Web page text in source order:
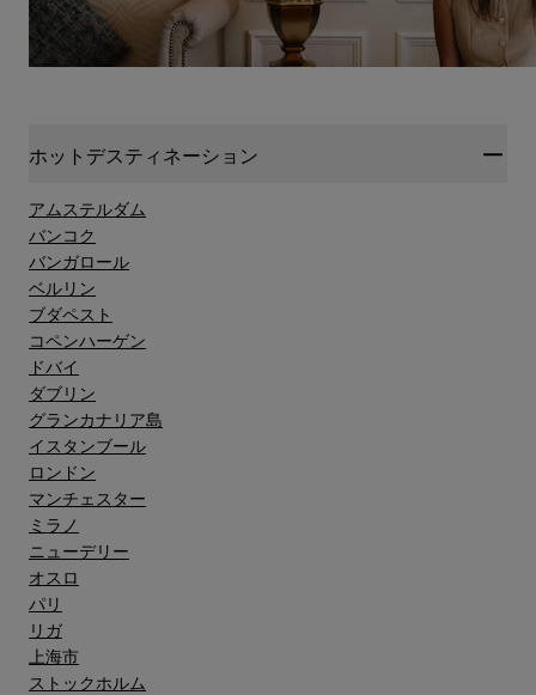
ホットデスティネーション
アムステルダム
バンコク
バンガロール
ベルリン
ブダペスト
コペンハーゲン
ドバイ
ダブリン
グランカナリア島"
イスタンブール
ロンドン
マンチェスター
ミラノ
ニューデリー
オスロ
パリ
リガ
上海市
ストックホルム